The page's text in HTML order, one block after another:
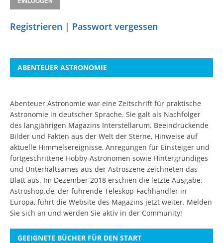
Registrieren | Passwort vergessen
ABENTEUER ASTRONOMIE
Abenteuer Astronomie war eine Zeitschrift für praktische
Astronomie in deutscher Sprache. Sie galt als Nachfolger
des langjährigen Magazins Interstellarum. Beeindruckende
Bilder und Fakten aus der Welt der Sterne, Hinweise auf
aktuelle Himmelsereignisse, Anregungen für Einsteiger und
fortgeschrittene Hobby-Astronomen sowie Hintergründiges
und Unterhaltsames aus der Astroszene zeichneten das
Blatt aus. Im Dezember 2018 erschien die letzte Ausgabe.
Astroshop.de, der führende Teleskop-Fachhändler in
Europa, führt die Website des Magazins jetzt weiter. Melden
Sie sich an und werden Sie aktiv in der Community!
GEEIGNETE BÜCHER FÜR DEN START